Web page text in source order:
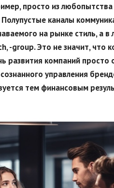
просто из
каналы
на рынке стиль, а в
group. Это не значит, что
развития компаний
управления
тем финансовым